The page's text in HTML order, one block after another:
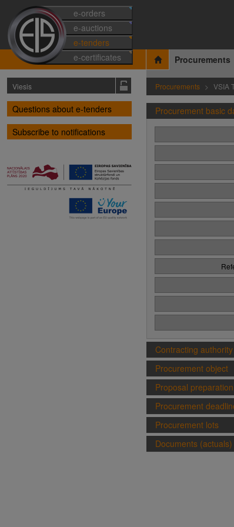
e-orders
e-auctions
e-tenders
e-certificates
Procurements
Viesis
Questions about e-tenders
Subscribe to notifications
Procurements VSIA
Procurement basic
Contracting authority
Procurement object
Proposal
Procurement
Procurement lots
Documents (actuals)